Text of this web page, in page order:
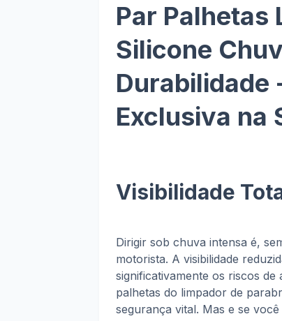
Par Palhetas
Silicone
Durabilidade
Exclusiva na
Visibilidade
Dirigir sob chuva intensa é,
motorista. A visibilidade
significativamente os riscos de
palhetas do limpador de
segurança vital. Mas e se